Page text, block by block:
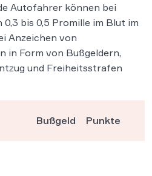
Autofahrer können bei
bis 0,5 Promille im Blut im
Anzeichen von
in Form von Bußgeldern,
und Freiheitsstrafen
Bußgeld Punkte